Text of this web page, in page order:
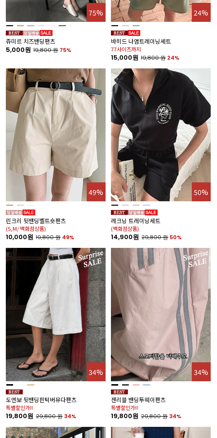
75%
쥬미르 치즈밴딩팬츠
5,000원 19,800원 75%
24%
바히드 나염트레이닝세트
77사이즈까지
15,000원 19,800원 24%
49%
린크리 뒷밴딩벨트숏팬츠
(S,M/ 백화점상품)
10,000원 19,800원 49%
50%
레크닝 트레이닝세트
(백화점상품)
14,900원 29,800원 50%
34%
도엔보 뒷밴딩핀턱버뮤다팬츠
특별할인가!!
19,800원 29,800원 34%
34%
젠리블 밴딩투웨이팬츠
특별할인가!!
19,800원 29,800원 34%